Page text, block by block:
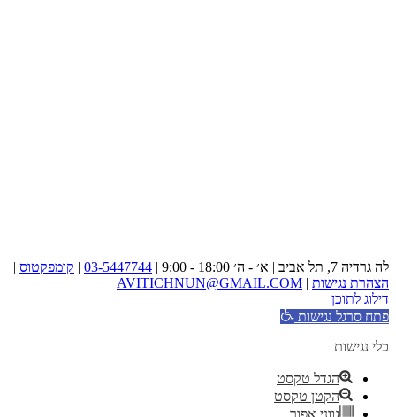
לה גרדיה 7, תל אביב | א׳ - ה׳ 18:00 - 9:00 | 03-5447744
| קומפקטוס |
הצהרת נגישות |
AVITICHNUN@GMAIL.COM
דילוג לתוכן
פתח סרגל נגישות
כלי נגישות
הגדל טקסט
הקטן טקסט
גווני אפור